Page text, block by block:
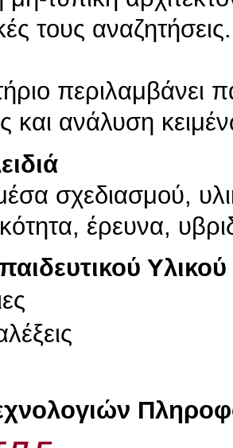
τους αναζητήσεις.
περιλαμβάνει
σχεδιασμού,
έρευνα,
Υλικού